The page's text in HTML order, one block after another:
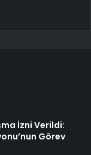
İzni Verildi:
Görev